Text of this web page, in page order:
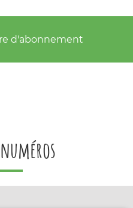
d'abonnement